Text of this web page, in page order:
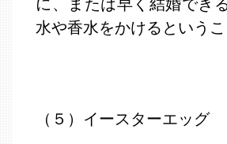
に、または早く結婚でき
水や香水をかけるというこ
（５）イースターエッグ